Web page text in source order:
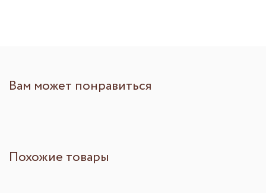
Вам может понравиться
Похожие товары